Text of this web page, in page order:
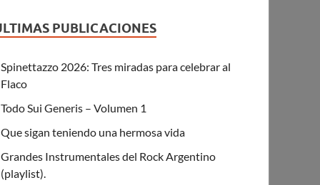
PUBLICACIONES
Spinettazzo 2026: Tres miradas para celebrar al
Flaco
Todo Sui Generis – Volumen 1
Que sigan teniendo una hermosa vida
Grandes Instrumentales del Rock Argentino
(playlist).